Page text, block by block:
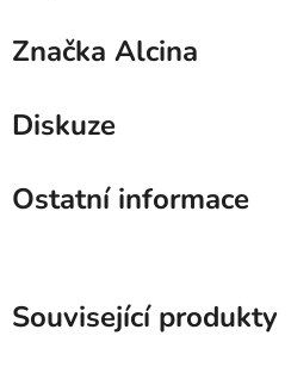
Značka Alcina
Diskuze
Ostatní informace
Související produkty